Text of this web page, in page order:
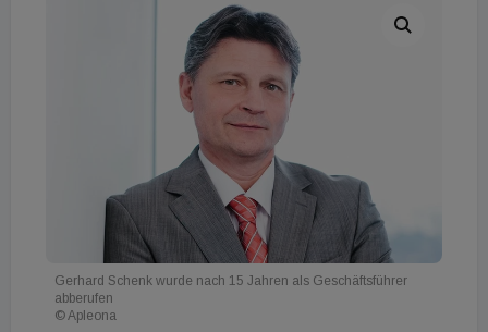
Gerhard Schenk wurde nach 15 Jahren als Geschäftsführer
abberufen
© Apleona